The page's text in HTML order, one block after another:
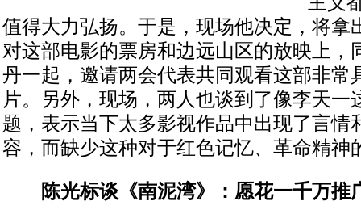
值得大力弘扬。于是，现场他决定，将拿
对这部电影的票房和边远山区的放映上，
丹一起，邀请两会代表共同观看这部非常
片。另外，现场，两人也谈到了像李天一
题，表示当下太多影视作品中出现了言情
容，而缺少这种对于红色记忆、革命精神
陈光标谈《南泥湾》：愿花一千万推